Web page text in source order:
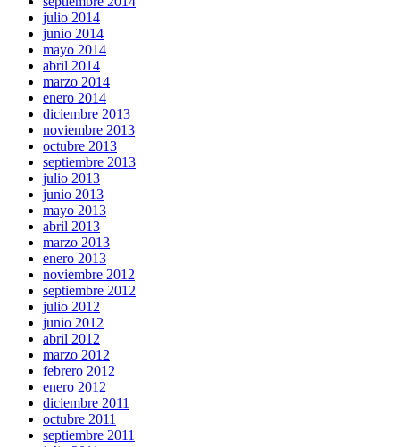
julio 2014
junio 2014
mayo 2014
abril 2014
marzo 2014
enero 2014
diciembre 2013
noviembre 2013
octubre 2013
septiembre 2013
julio 2013
junio 2013
mayo 2013
abril 2013
marzo 2013
enero 2013
noviembre 2012
septiembre 2012
julio 2012
junio 2012
abril 2012
marzo 2012
febrero 2012
enero 2012
diciembre 2011
octubre 2011
septiembre 2011